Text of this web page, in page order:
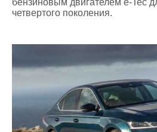
бензиновым двигателем e-Tec
четвертого поколения.